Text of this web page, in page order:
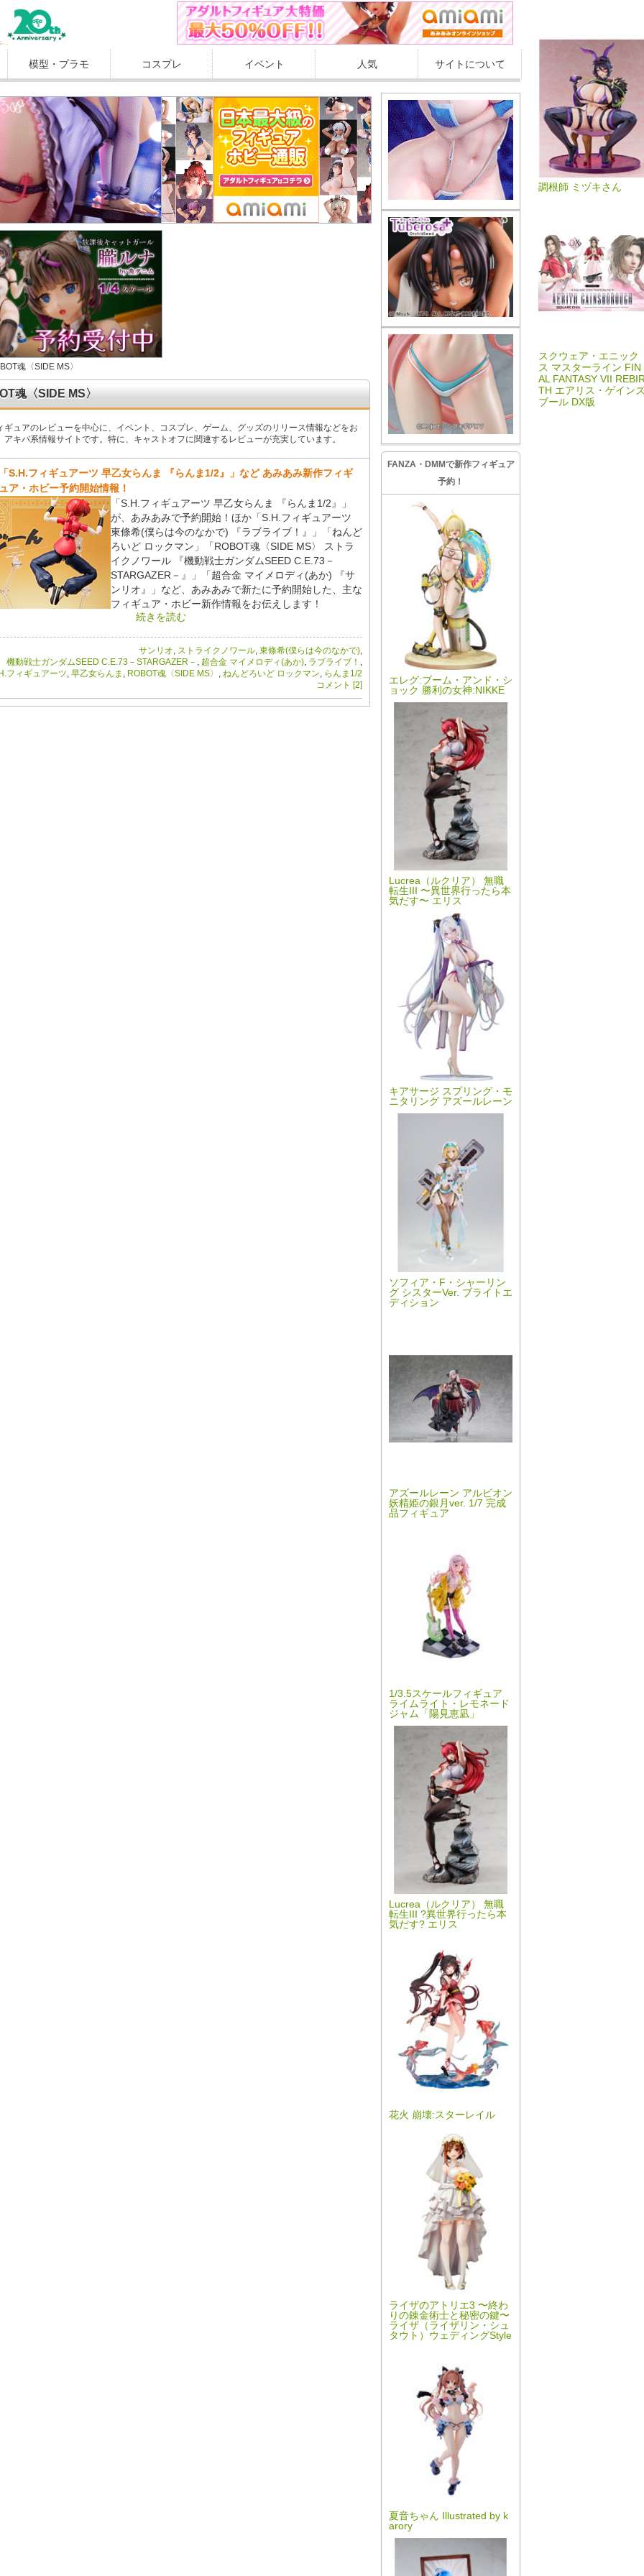
調根師 ミヅキさん
スクウェア・エニック
ス マスターライン FIN
AL FANTASY VII
TH エアリス・ゲイン
ブール DX版
模型・プラモ コスプレ イベント 人気 サイトについて
魂〈SIDE MS〉
魂〈SIDE MS〉
ギュアのレビューを中心に、イベント、コスプレ、ゲーム、グッズのリリース情報などをお
アキバ系情報サイトです。特に、キャストオフに関連するレビューが充実しています。
S.H.フィギュアーツ 早乙女らんま 『らんま1/2』」など あみあみ新作フィギ
ア・ホビー予約開始情報！
「S.H.フィギュアーツ 早乙女らんま 『らんま1/2』」
が、あみあみで予約開始！ほか「S.H.フィギュアーツ
東條希(僕らは今のなかで) 『ラブライブ！』」「ねんど
ろいど ロックマン」「ROBOT魂〈SIDE MS〉 ストラ
イクノワール 『機動戦士ガンダムSEED C.E.73－
STARGAZER－』」「超合金 マイメロディ(あか) 『サ
ンリオ』」など、あみあみで新たに予約開始した、主な
フィギュア・ホビー新作情報をお伝えします！
続きを読む
サンリオ ストライクノワール 東條希(僕らは今のなかで)
機動戦士ガンダムSEED C.E.73－STARGAZER－
超合金 マイメロディ(あか) ラブライブ！
フィギュアーツ 早乙女らんま ROBOT魂〈SIDE MS〉 ねんどろいど ロックマン
らんま1/2
コメント [2]
FANZA・DMMで新作フィギュア
予約！
エレグ:ブーム・アンド・シ
ョック 勝利の女神:NIKKE
Lucrea（ルクリア） 無職
転生III 〜異世界行ったら本
気だす〜 エリス
キアサージ スプリング・モ
ニタリング アズールレーン
ソフィア・F・シャーリン
グ シスターVer. ブライトエ
ディション
アズールレーン アルビオン
妖精姫の銀月ver. 1/7 完成
品フィギュア
1/3.5スケールフィギュア
ライムライト・レモネード
ジャム「陽見恵凪」
Lucrea（ルクリア） 無職
転生III ?異世界行ったら本
気だす? エリス
花火 崩壊:スターレイル
ライザのアトリエ3 〜終わ
りの錬金術士と秘密の鍵〜
ライザ（ライザリン・シュ
タウト）ウェディングStyle
夏音ちゃん Illustrated by k
arory